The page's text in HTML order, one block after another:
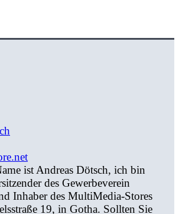
ist Andreas Dötsch, ich bin
des Gewerbeverein
Inhaber des MultiMedia-Stores
19, in Gotha. Sollten Sie